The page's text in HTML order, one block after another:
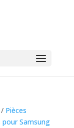
/ Pièces
pour Samsung